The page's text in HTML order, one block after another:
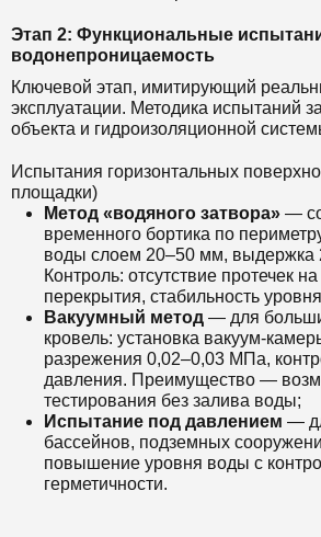
Этап 2: Функциональные
водонепроницаемость
Ключевой этап, имитирующий
эксплуатации. Методика испытаний
объекта и гидроизоляционной
Испытания горизонтальных
площадки)
Метод «водяного затвора» —
временного бортика по
воды слоем 20–50 мм, выдержка
Контроль: отсутствие протечек
перекрытия, стабильность
Вакуумный метод — для
кровель: установка вакуум-
разрежения 0,02–0,03 МПа,
давления. Преимущество —
тестирования без залива воды;
Испытание под давлением —
бассейнов, подземных
повышение уровня воды с
герметичности.